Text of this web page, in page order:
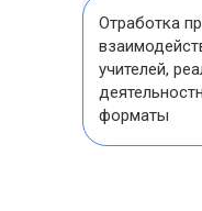
Отработка
учителей,
форматы